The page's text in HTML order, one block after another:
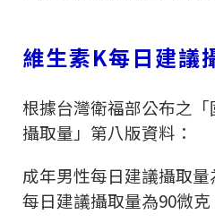
維生素K每日建議
根據台灣衛福部公布之
攝取量」第八版資料：
成年男性每日建議攝取量
每日建議攝取量為90微克